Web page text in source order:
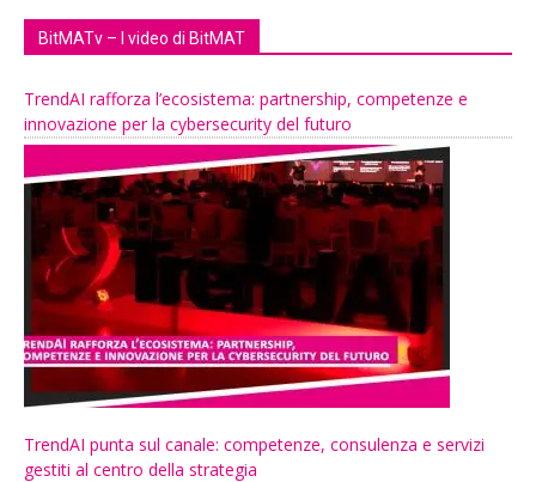
BitMATv – I video di BitMAT
TrendAI rafforza l’ecosistema: partnership, competenze e
innovazione per la cybersecurity del futuro
TrendAI punta sul canale: competenze, consulenza e servizi
gestiti al centro della strategia